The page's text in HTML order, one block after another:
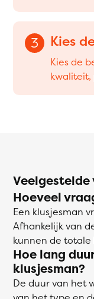
3 Kies
Kies de
kwaliteit,
Hoeveel
Een klusjesman
Afhankelijk van
kunnen de totale
Hoe lang
klusjesman?
De duur van het